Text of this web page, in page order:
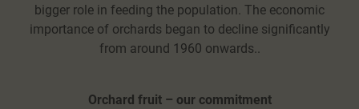
bigger role in feeding the population. The economic
importance of orchards began to decline significantly
from around 1960 onwards..
Orchard fruit – our commitment